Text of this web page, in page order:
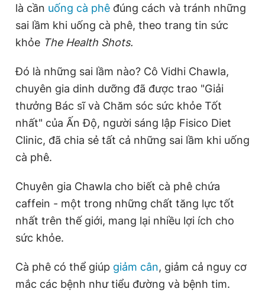
Đọc Thanh Niên trên điện thoại
Theo dõi báo trên
Hotline
0906 645 777
Liên hệ quảng cáo
0908 780 404
Đặt báo
Phó tổng biên tập thường trực: Hải Thành
Phó tổng biên tập: Lâm Hiếu Dũng
Phó tổng biên tập: Trần Việt Hưng
là cần uống cà phê đúng cách và tránh những
sai lầm khi uống cà phê, theo trang tin sức
khỏe The Health Shots.
Đó là những sai lầm nào? Cô Vidhi Chawla,
chuyên gia dinh dưỡng đã được trao "Giải
thưởng Bác sĩ và Chăm sóc sức khỏe Tốt
nhất" của Ấn Độ, người sáng lập Fisico Diet
Clinic, đã chia sẻ tất cả những sai lầm khi uống
cà phê.
Chuyên gia Chawla cho biết cà phê chứa
caffein - một trong những chất tăng lực tốt
nhất trên thế giới, mang lại nhiều lợi ích cho
sức khỏe.
Cà phê có thể giúp giảm cân, giảm cả nguy cơ
mắc các bệnh như tiểu đường và bệnh tim.